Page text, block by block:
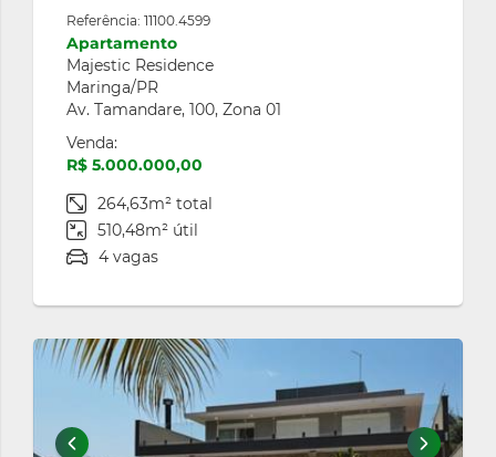
Referência: 11100.4599
Apartamento
Majestic Residence
Maringa/PR
Av. Tamandare, 100, Zona 01
Venda:
R$ 5.000.000,00
264,63m² total
510,48m² útil
4 vagas